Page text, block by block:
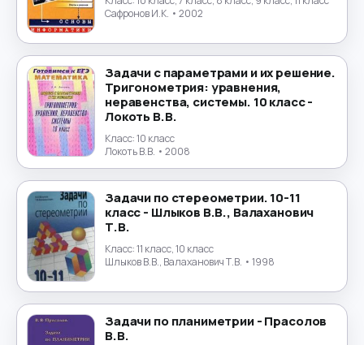
Физика
Физическая культура →
Финансы
Финский язык
Французский язык →
Химия →
Черчение
Чешский язык
Шведский язык →
Сафронов И.К. • 2002
Задачи с параметрами и их решение.
Тригонометрия: уравнения,
неравенства, системы. 10 класс -
Локоть В.В.
Класс:10 класс
Локоть В.В. • 2008
Задачи по стереометрии. 10-11
класс - Шлыков В.В., Валаханович
Т.В.
Класс:11 класс, 10 класс
Шлыков В.В., Валаханович Т.В. • 1998
Задачи по планиметрии - Прасолов
В.В.